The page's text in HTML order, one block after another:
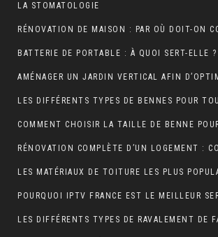
LA STOMATOLOGIE
RÉNOVATION DE MAISON : PAR OÙ DOIT-ON
BATTERIE DE PORTABLE : À QUOI SERT-ELLE ?
LES DIFFÉRENTS TYPES DE RAVALEMENT DE